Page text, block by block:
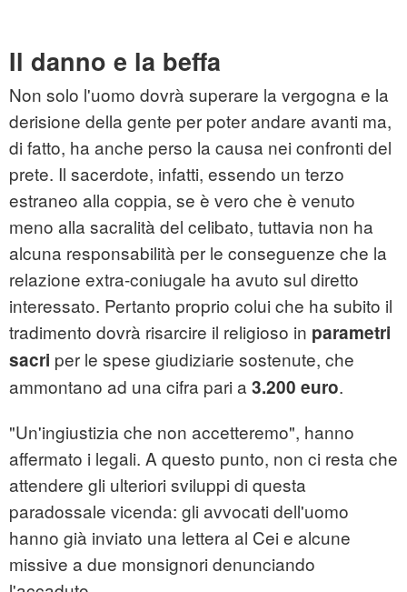
Il danno e la beffa
Non solo l'uomo dovrà superare la vergogna e la
derisione della gente per poter andare avanti ma,
di fatto, ha anche perso la causa nei confronti del
prete. Il sacerdote, infatti, essendo un terzo
estraneo alla coppia, se è vero che è venuto
meno alla sacralità del celibato, tuttavia non ha
alcuna responsabilità per le conseguenze che la
relazione extra-coniugale ha avuto sul diretto
interessato. Pertanto proprio colui che ha subito il
tradimento dovrà risarcire il religioso in parametri
sacri per le spese giudiziarie sostenute, che
ammontano ad una cifra pari a 3.200 euro.
"Un'ingiustizia che non accetteremo", hanno
affermato i legali. A questo punto, non ci resta che
attendere gli ulteriori sviluppi di questa
paradossale vicenda: gli avvocati dell'uomo
hanno già inviato una lettera al Cei e alcune
missive a due monsignori denunciando